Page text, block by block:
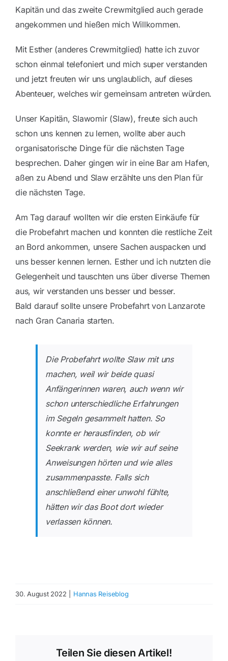
Kapitän und das zweite Crewmitglied auch gerade
angekommen und hießen mich Willkommen.
Mit Esther (anderes Crewmitglied) hatte ich zuvor
schon einmal telefoniert und mich super verstanden
und jetzt freuten wir uns unglaublich, auf dieses
Abenteuer, welches wir gemeinsam antreten würden.
Unser Kapitän, Slawomir (Slaw), freute sich auch
schon uns kennen zu lernen, wollte aber auch
organisatorische Dinge für die nächsten Tage
besprechen. Daher gingen wir in eine Bar am Hafen,
aßen zu Abend und Slaw erzählte uns den Plan für
die nächsten Tage.
Am Tag darauf wollten wir die ersten Einkäufe für
die Probefahrt machen und konnten die restliche Zeit
an Bord ankommen, unsere Sachen auspacken und
uns besser kennen lernen. Esther und ich nutzten die
Gelegenheit und tauschten uns über diverse Themen
aus, wir verstanden uns besser und besser.
Bald darauf sollte unsere Probefahrt von Lanzarote
nach Gran Canaria starten.
Die Probefahrt wollte Slaw mit uns
machen, weil wir beide quasi
Anfängerinnen waren, auch wenn wir
schon unterschiedliche Erfahrungen
im Segeln gesammelt hatten. So
konnte er herausfinden, ob wir
Seekrank werden, wie wir auf seine
Anweisungen hörten und wie alles
zusammenpasste. Falls sich
anschließend einer unwohl fühlte,
hätten wir das Boot dort wieder
verlassen können.
30. August 2022 Hannas Reiseblog
Teilen Sie diesen Artikel!